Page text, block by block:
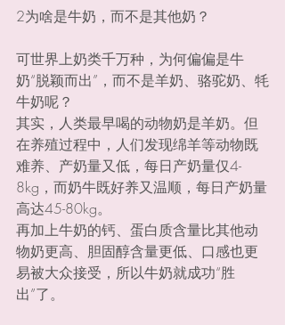
2为啥是牛奶，而不是其他奶？
可世界上奶类千万种，为何偏偏是牛
奶“脱颖而出”，而不是羊奶、骆驼奶、牦
牛奶呢？
其实，人类最早喝的动物奶是羊奶。但
在养殖过程中，人们发现绵羊等动物既
难养、产奶量又低，每日产奶量仅4-
8kg，而奶牛既好养又温顺，每日产奶量
高达45-80kg。
再加上牛奶的钙、蛋白质含量比其他动
物奶更高、胆固醇含量更低、口感也更
易被大众接受，所以牛奶就成功“胜
出”了。